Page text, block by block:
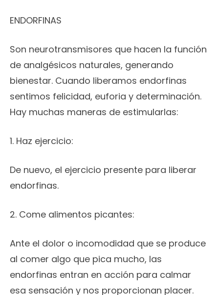
ENDORFINAS
Son neurotransmisores que hacen la función
de analgésicos naturales, generando
bienestar. Cuando liberamos endorfinas
sentimos felicidad, euforia y determinación.
Hay muchas maneras de estimularlas:
1. Haz ejercicio:
De nuevo, el ejercicio presente para liberar
endorfinas.
2. Come alimentos picantes:
Ante el dolor o incomodidad que se produce
al comer algo que pica mucho, las
endorfinas entran en acción para calmar
esa sensación y nos proporcionan placer.